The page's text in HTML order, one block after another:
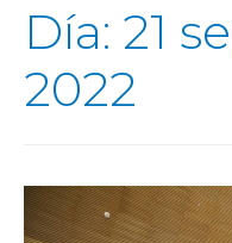
Día: 21
2022